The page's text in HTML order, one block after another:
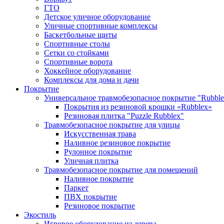
ГТО
Детское уличное оборудование
Уличные спортивные комплексы
Баскетбольные щиты
Спортивные столы
Сетки со стойками
Спортивные ворота
Хоккейное оборудование
Комплексы для дома и дачи
Покрытие
Универсальное травмобезопасное покрытие
Покрытия из резиновой крошки «Rubblex»
Резиновая плитка "Puzzle Rubblex"
Травмобезопасное покрытие для улицы
Искусственная трава
Наливное резиновое покрытие
Рулонное покрытие
Уличная плитка
Травмобезопасное покрытие для помещений
Наливное покрытие
Паркет
ПВХ покрытие
Резиновое покрытие
Экостиль